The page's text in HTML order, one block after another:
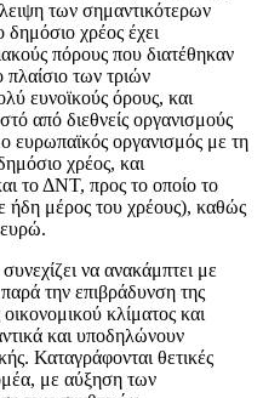
των σημαντικότερων
χρέος έχει
πόρους που διατέθηκαν
πλαίσιο των τριών
ευνοϊκούς όρους, και
από διεθνείς οργανισμούς
ευρωπαϊκός οργανισμός με τη
χρέος, και
το ΔΝΤ, προς το οποίο το
μέρος του χρέους), καθώς
να ανακάμπτει με
την επιβράδυνση της
κλίματος και
και υποδηλώνουν
Καταγράφονται θετικές
με αύξηση των